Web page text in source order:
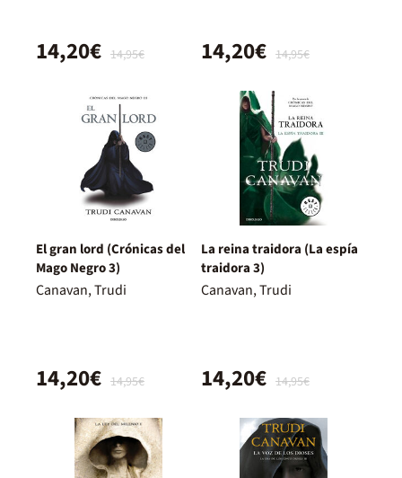
14,95€
14,20€ 14,95€
14,20€
El gran lord (Crónicas del
Mago Negro 3)
Canavan, Trudi
14,95€
14,20€
La reina traidora (La espía
traidora 3)
Canavan, Trudi
14,95€
14,20€